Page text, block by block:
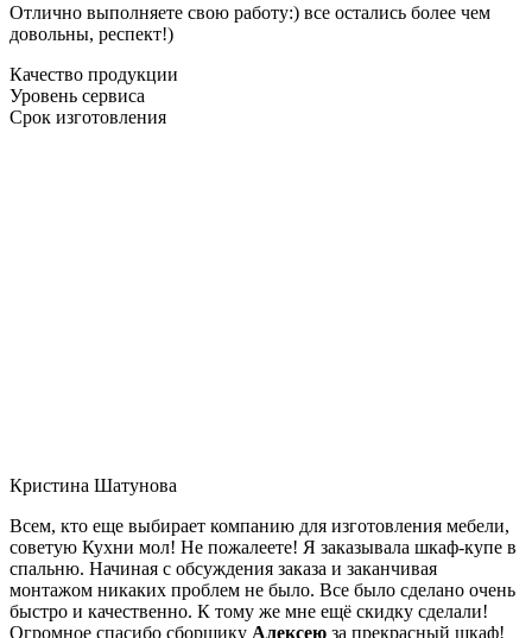
Отлично выполняете свою работу:) все остались более чем
довольны, респект!)
Качество продукции
Уровень сервиса
Срок изготовления
Кристина Шатунова
Всем, кто еще выбирает компанию для изготовления мебели,
советую Кухни мол! Не пожалеете! Я заказывала шкаф-купе в
спальню. Начиная с обсуждения заказа и заканчивая
монтажом никаких проблем не было. Все было сделано очень
быстро и качественно. К тому же мне ещё скидку сделали!
Огромное спасибо сборщику Алексею за прекрасный шкаф!